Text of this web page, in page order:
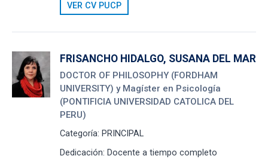
VER CV PUCP
FRISANCHO HIDALGO, SUSANA DEL MAR
DOCTOR OF PHILOSOPHY (FORDHAM
UNIVERSITY) y Magíster en Psicología
(PONTIFICIA UNIVERSIDAD CATOLICA DEL
PERU)
Categoría: PRINCIPAL
Dedicación: Docente a tiempo completo